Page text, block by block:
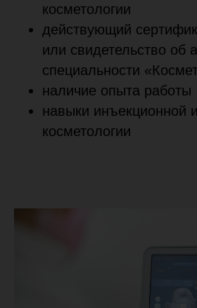
косметологии
действующий
или свидетельство об
специальности
наличие опыта работы
навыки инъекционной
косметологии